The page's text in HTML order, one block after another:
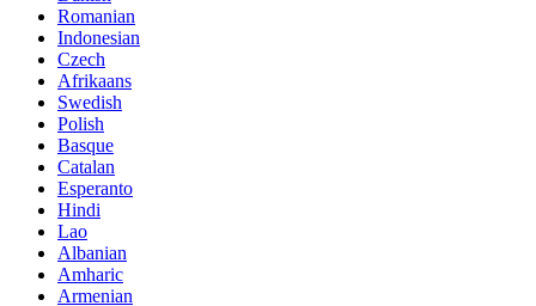
Romanian
Indonesian
Czech
Afrikaans
Swedish
Polish
Basque
Catalan
Esperanto
Hindi
Lao
Albanian
Amharic
Armenian